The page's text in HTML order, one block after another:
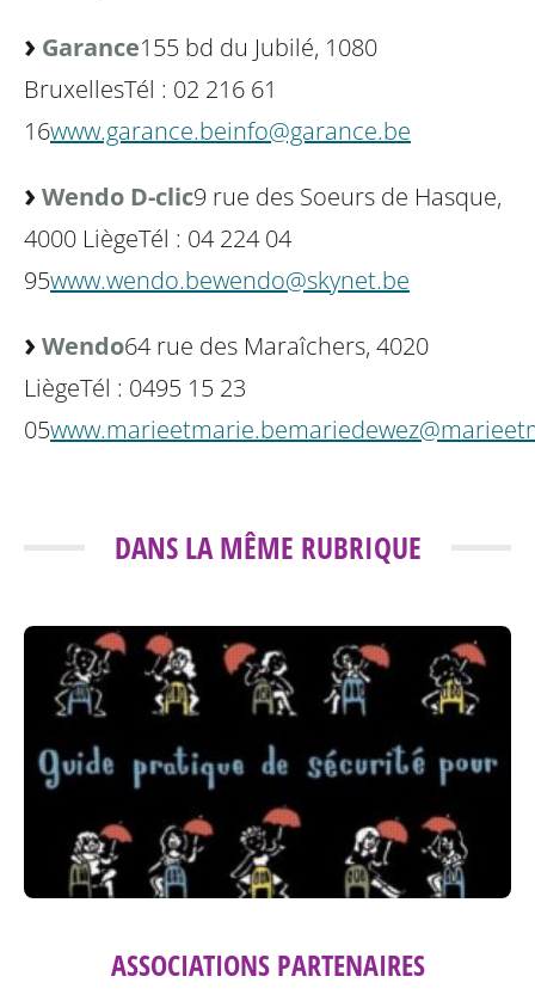
Garance155 bd du Jubilé, 1080
BruxellesTél : 02 216 61
16www.garance.beinfo@garance.be
Wendo D-clic9 rue des Soeurs de Hasque,
4000 LiègeTél : 04 224 04
95www.wendo.bewendo@skynet.be
Wendo64 rue des Maraîchers, 4020
LiègeTél : 0495 15 23
05www.marieetmarie.be
DANS LA MÊME RUBRIQUE
ASSOCIATIONS PARTENAIRES